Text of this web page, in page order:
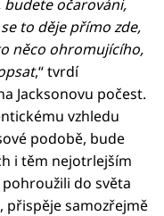
budete očarováni,
to děje přímo zde,
něco ohromujícího,
,“ tvrdí
Jacksonovu počest.
vzhledu
podobě, bude
i těm nejotrlejším
do světa
přispěje samozřejmě